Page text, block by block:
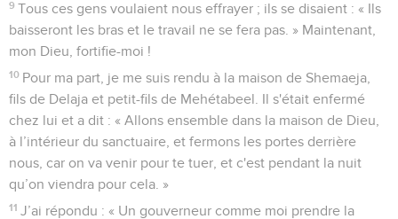
9 Tous ces gens voulaient nous effrayer ; ils se disaient : « Ils
baisseront les bras et le travail ne se fera pas. » Maintenant,
mon Dieu, fortifie-moi !
10 Pour ma part, je me suis rendu à la maison de Shemaeja,
fils de Delaja et petit-fils de Mehétabeel. Il s'était enfermé
chez lui et a dit : « Allons ensemble dans la maison de Dieu,
à l’intérieur du sanctuaire, et fermons les portes derrière
nous, car on va venir pour te tuer, et c'est pendant la nuit
qu’on viendra pour cela. »
11 J’ai répondu : « Un gouverneur comme moi prendre la